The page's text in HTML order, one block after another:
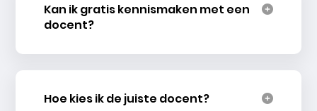
Kan ik gratis kennismaken met een
docent?
Hoe kies ik de juiste docent?